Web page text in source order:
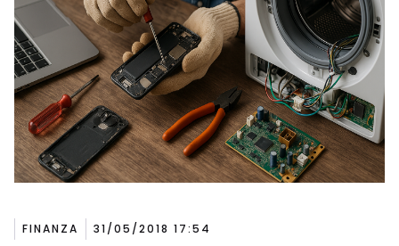
FINANZA 31/05/2018 17:54